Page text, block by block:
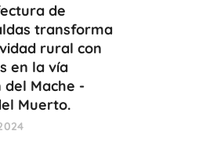
de
transforma
rural con
en la vía
del Mache -
Muerto.